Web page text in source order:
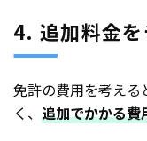
4. 追加料金
免許の費用を考える
く、 追加でかかる費